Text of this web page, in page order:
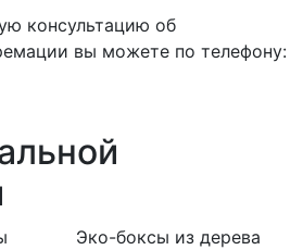
консультацию об
вы можете по телефону:
Эко-боксы из дерева